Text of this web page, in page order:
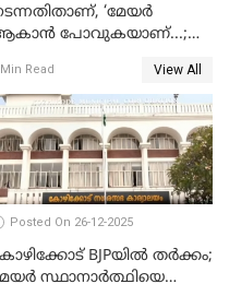
‘മേയർ
പോവുകയാണ്...;
ഓഫീസ്
വിശദീകരിയ്ക്കുന്നു;
Read View All
Posted On 26-12-2025
BJPയിൽ തർക്കം;
സ്ഥാനാർത്ഥിയെ